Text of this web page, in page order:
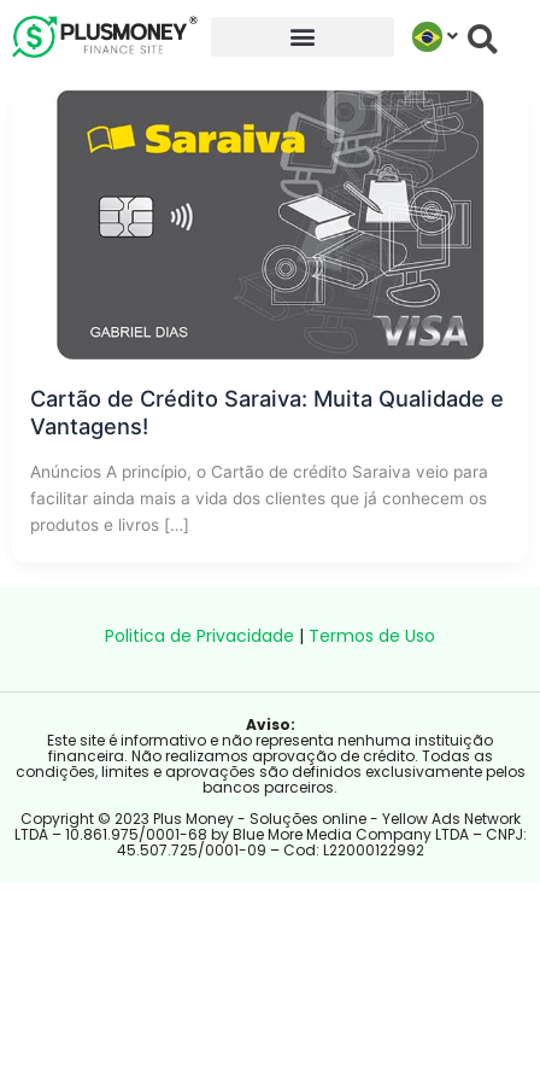
para
conteúdo
Cartão de Crédito Saraiva: Muita Qualidade e
Vantagens!
Anúncios A princípio, o Cartão de crédito Saraiva veio para
facilitar ainda mais a vida dos clientes que já conhecem os
produtos e livros […]
Politica de Privacidade | Termos de Uso
Aviso:
Este site é informativo e não representa nenhuma instituição
financeira. Não realizamos aprovação de crédito. Todas as
condições, limites e aprovações são definidos exclusivamente pelos
bancos parceiros.
Copyright © 2023 Plus Money - Soluções online - Yellow Ads Network
LTDA – 10.861.975/0001-68 by Blue More Media Company LTDA – CNPJ:
45.507.725/0001-09 – Cod: L22000122992